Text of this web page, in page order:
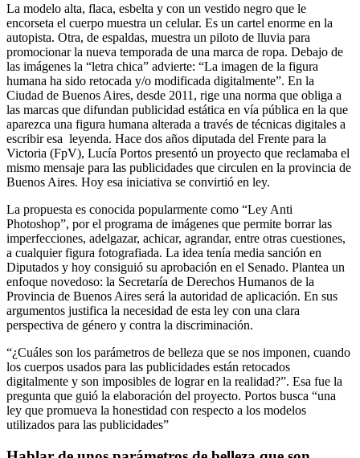
La modelo alta, flaca, esbelta y con un vestido negro que le
encorseta el cuerpo muestra un celular. Es un cartel enorme en la
autopista. Otra, de espaldas, muestra un piloto de lluvia para
promocionar la nueva temporada de una marca de ropa. Debajo de
las imágenes la “letra chica” advierte: “La imagen de la figura
humana ha sido retocada y/o modificada digitalmente”. En la
Ciudad de Buenos Aires, desde 2011, rige una norma que obliga a
las marcas que difundan publicidad estática en vía pública en la que
aparezca una figura humana alterada a través de técnicas digitales a
escribir esa leyenda. Hace dos años diputada del Frente para la
Victoria (FpV), Lucía Portos presentó un proyecto que reclamaba el
mismo mensaje para las publicidades que circulen en la provincia de
Buenos Aires. Hoy esa iniciativa se convirtió en ley.
La propuesta es conocida popularmente como “Ley Anti
Photoshop”, por el programa de imágenes que permite borrar las
imperfecciones, adelgazar, achicar, agrandar, entre otras cuestiones,
a cualquier figura fotografiada. La idea tenía media sanción en
Diputados y hoy consiguió su aprobación en el Senado. Plantea un
enfoque novedoso: la Secretaría de Derechos Humanos de la
Provincia de Buenos Aires será la autoridad de aplicación. En sus
argumentos justifica la necesidad de esta ley con una clara
perspectiva de género y contra la discriminación.
“¿Cuáles son los parámetros de belleza que se nos imponen, cuando
los cuerpos usados para las publicidades están retocados
digitalmente y son imposibles de lograr en la realidad?”. Esa fue la
pregunta que guió la elaboración del proyecto. Portos busca “una
ley que promueva la honestidad con respecto a los modelos
utilizados para las publicidades”